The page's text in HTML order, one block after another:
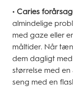
• Caries
almindelige
med gaze eller
måltider. Når
dem dagligt
størrelse med
seng med en